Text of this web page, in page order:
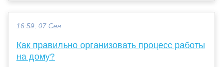
16:59, 07 Сен
Как правильно организовать процесс работы
на дому?